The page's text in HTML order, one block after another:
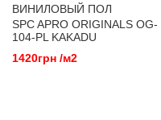
ВИНИЛОВЫЙ ПОЛ
SPC APRO ORIGINALS OG-
104-PL KAKADU
1420грн /м2